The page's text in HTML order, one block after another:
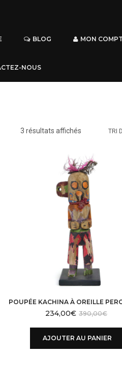
BLOG MON
NOUS
3 résultats affichés
plus
récent
au
plus
ancien
TRI
390,00€
234,00€
AJOUTER AU PANIER